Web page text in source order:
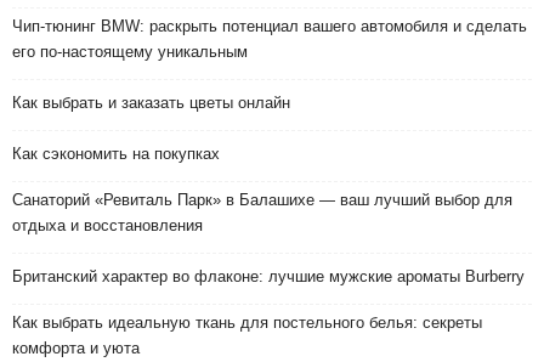
Чип-тюнинг BMW: раскрыть потенциал вашего автомобиля и сделать
его по-настоящему уникальным
Как выбрать и заказать цветы онлайн
Как сэкономить на покупках
Санаторий «Ревиталь Парк» в Балашихе — ваш лучший выбор для
отдыха и восстановления
Британский характер во флаконе: лучшие мужские ароматы Burberry
Как выбрать идеальную ткань для постельного белья: секреты
комфорта и уюта